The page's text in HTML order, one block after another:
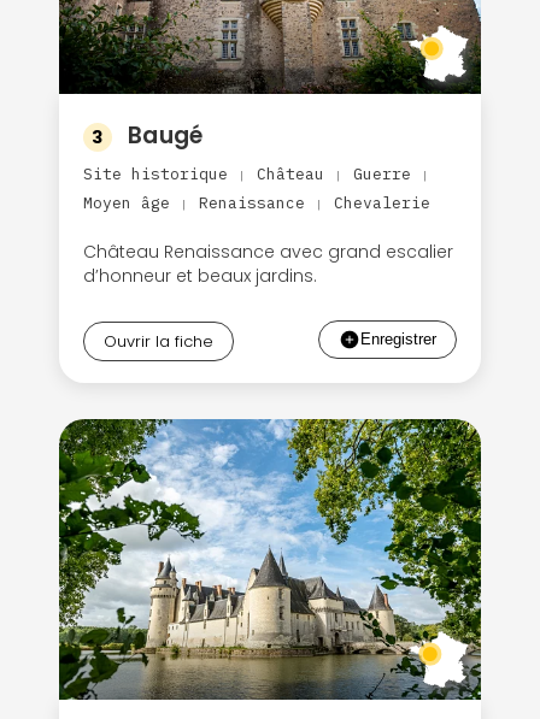
3 Baugé
Site historique | Château | Guerre |
Moyen âge | Renaissance | Chevalerie
Château Renaissance avec grand escalier
d’honneur et beaux jardins.
Ouvrir la fiche